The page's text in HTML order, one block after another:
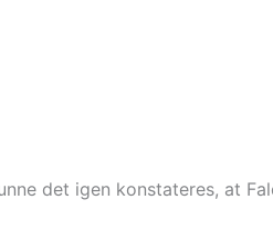
det igen konstateres, at